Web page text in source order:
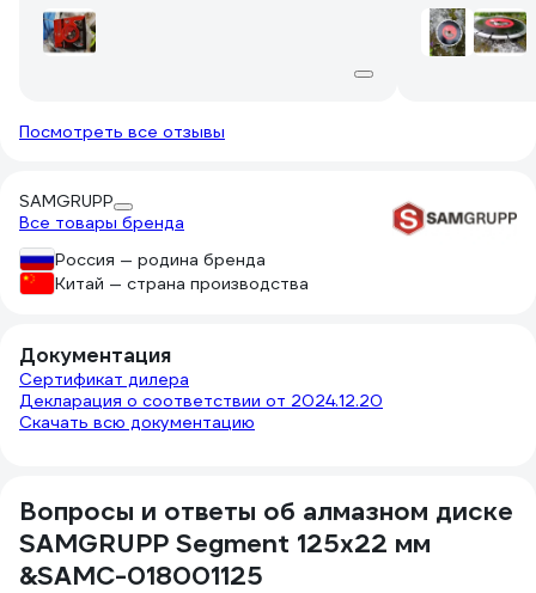
пакетика ещё и в картон, как
намприложенном к моему отзыву
фото.
Посмотреть все отзывы
SAMGRUPP
Все товары бренда
Россия — родина бренда
Китай — страна производства
Документация
Сертификат дилера
Декларация о соответствии от 2024.12.20
Скачать всю документацию
Вопросы и ответы об алмазном диске
SAMGRUPP Segment 125х22 мм
&SAMC-018001125